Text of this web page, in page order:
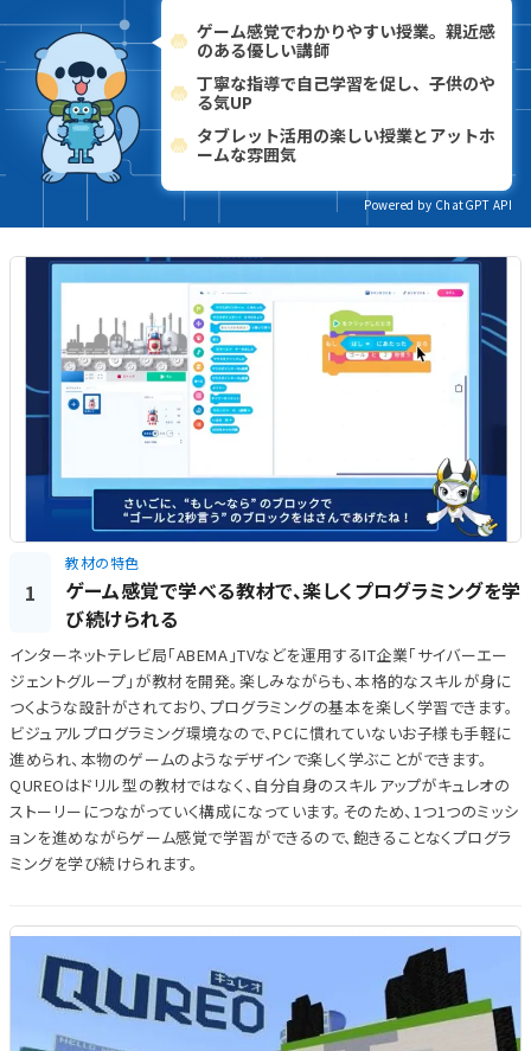
ゲーム感覚でわかりやすい授業。親近感
のある優しい講師
丁寧な指導で自己学習を促し、子供のや
る気UP
タブレット活用の楽しい授業とアットホ
ームな雰囲気
Powered by ChatGPT API
1
教材の特色
ゲーム感覚で学べる教材で、楽しくプログラミングを学
び続けられる
インターネットテレビ局「ABEMA」TVなどを運用するIT企業「サイバーエー
ジェントグループ」が教材を開発。楽しみながらも、本格的なスキルが身に
つくような設計がされており、プログラミングの基本を楽しく学習できます。
ビジュアルプログラミング環境なので、PCに慣れていないお子様も手軽に
進められ、本物のゲームのようなデザインで楽しく学ぶことができます。
QUREOはドリル型の教材ではなく、自分自身のスキルアップがキュレオの
ストーリーにつながっていく構成になっています。そのため、1つ1つのミッシ
ョンを進めながらゲーム感覚で学習ができるので、飽きることなくプログラ
ミングを学び続けられます。